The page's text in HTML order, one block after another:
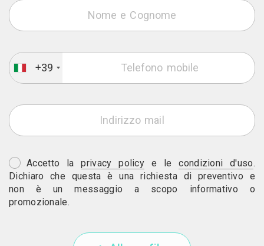
+39
Accetto laprivacy policy e lecondizioni d'uso.
Dichiaro che questa è una richiesta di preventivo e
non è un messaggio a scopo informativo o
promozionale.